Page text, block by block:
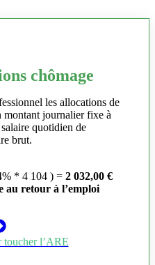
chômage
les allocations de
montant journalier fixe à
quotidien de
brut.
* 4 104 ) = 2 032,00 €
au retour à l’emploi
toucher l’ARE